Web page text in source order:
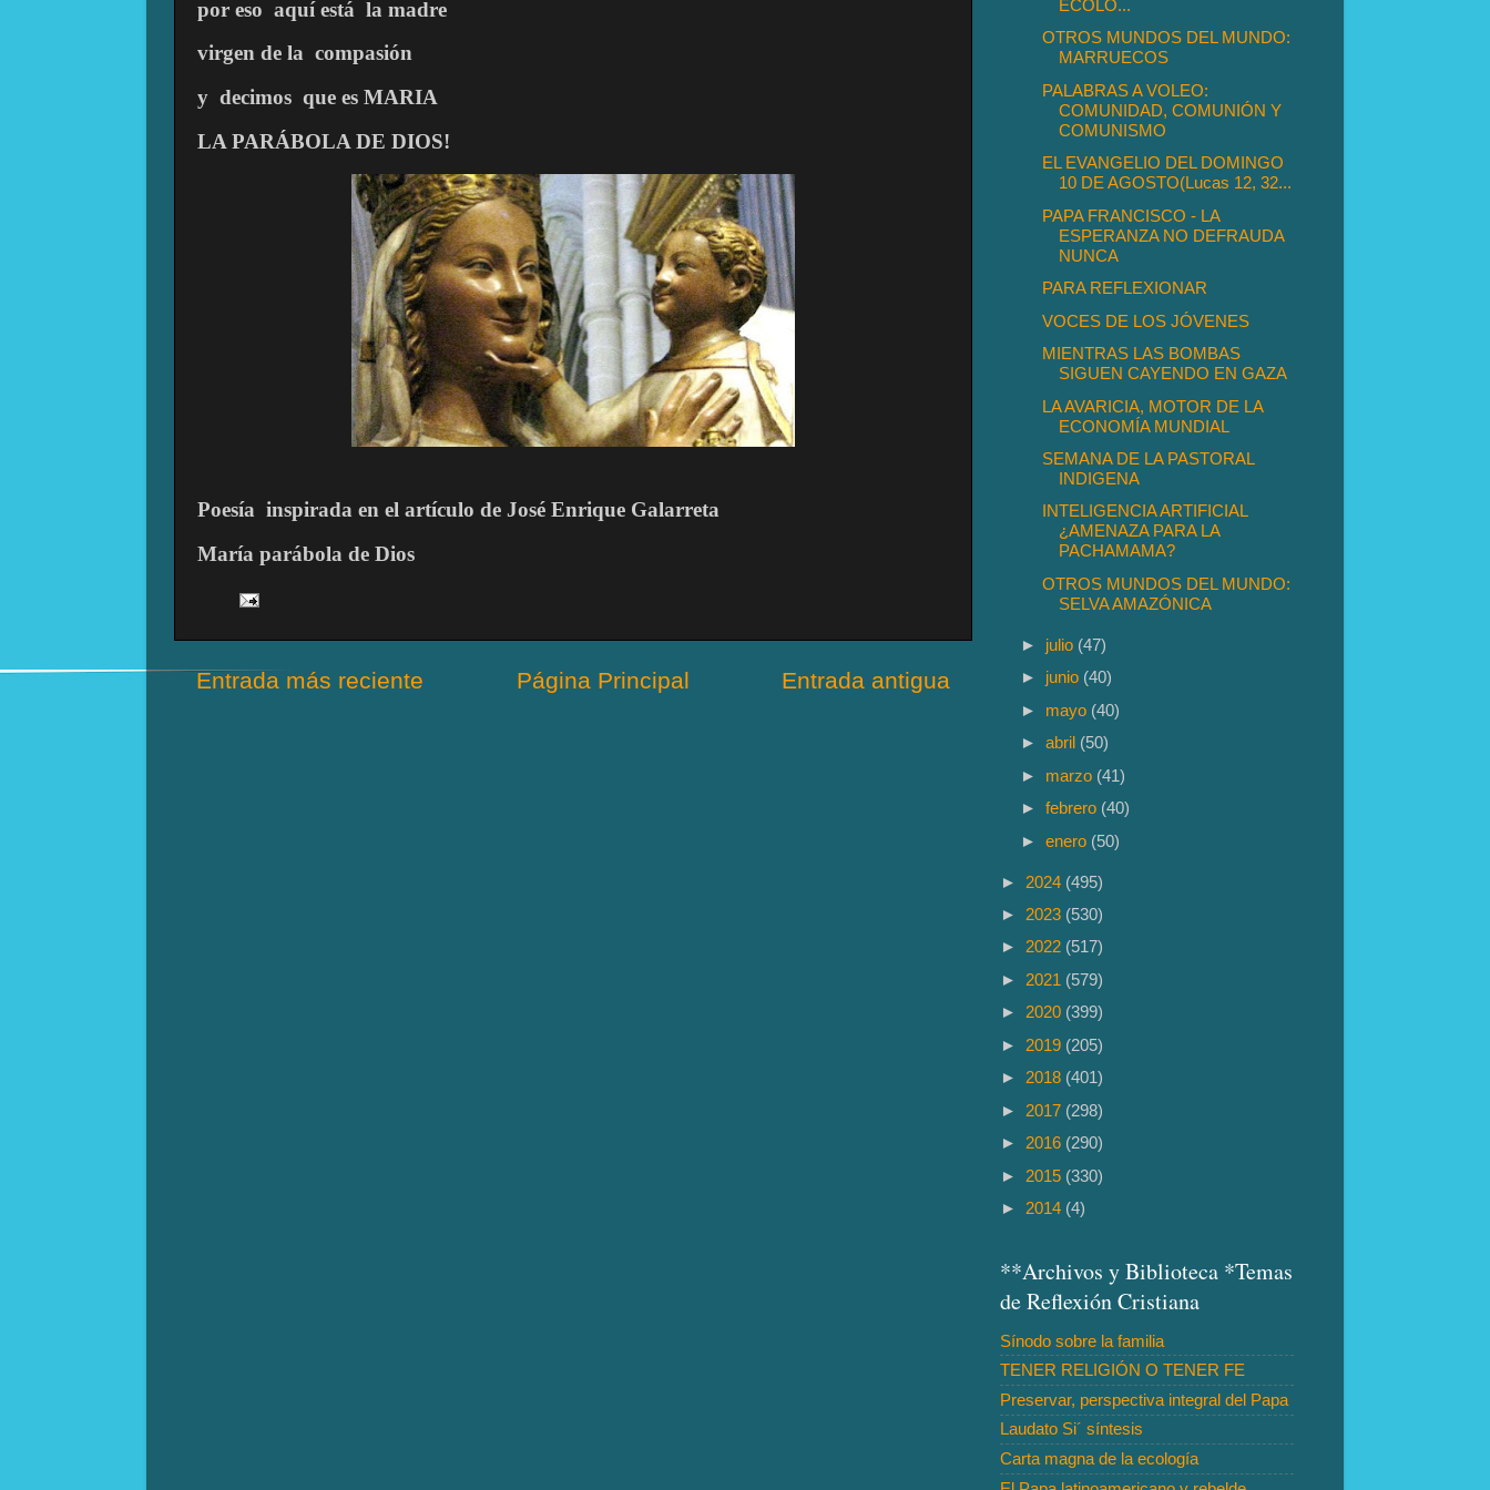
por eso aquí está la madre
virgen de la compasión
y decimos que es MARIA
LA PARÁBOLA DE DIOS!
Poesía inspirada en el artículo de José Enrique Galarreta
María parábola de Dios
Entrada más reciente Entrada antigua
Página Principal
ECOLÓ...
OTROS MUNDOS DEL MUNDO:
MARRUECOS
PALABRAS A VOLEO:
COMUNIDAD, COMUNIÓN Y
COMUNISMO
EL EVANGELIO DEL DOMINGO
10 DE AGOSTO(Lucas 12, 32...
PAPA FRANCISCO - LA
ESPERANZA NO DEFRAUDA
NUNCA
PARA REFLEXIONAR
VOCES DE LOS JÓVENES
MIENTRAS LAS BOMBAS
SIGUEN CAYENDO EN GAZA
LA AVARICIA, MOTOR DE LA
ECONOMÍA MUNDIAL
SEMANA DE LA PASTORAL
INDIGENA
INTELIGENCIA ARTIFICIAL
¿AMENAZA PARA LA
PACHAMAMA?
OTROS MUNDOS DEL MUNDO:
SELVA AMAZÓNICA
► julio (47)
► junio (40)
► mayo (40)
►abril (50)
► marzo (41)
►febrero (40)
►enero (50)
► 2024 (495)
► 2023 (530)
► 2022 (517)
► 2021 (579)
► 2020 (399)
► 2019 (205)
► 2018 (401)
► 2017 (298)
► 2016 (290)
► 2015 (330)
► 2014 (4)
**Archivos y Biblioteca *Temas
de Reflexión Cristiana
Sínodo sobre la familia
TENER RELIGIÓN O TENER FE
Preservar, perspectiva integral del Papa
Laudato Si´ síntesis
Carta magna de la ecología